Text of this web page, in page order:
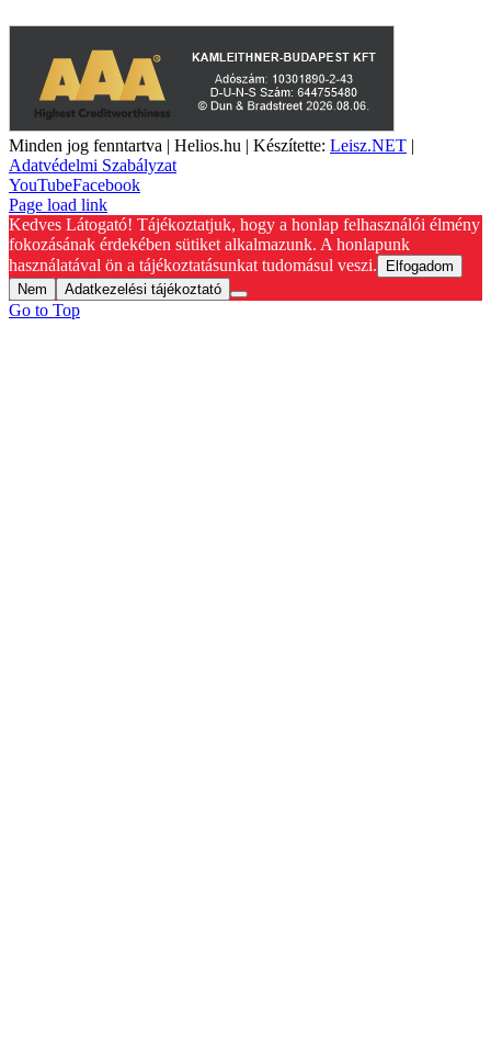
Minden jog fenntartva | Helios.hu | Készítette: Leisz.NET |
Adatvédelmi Szabályzat
YouTubeFacebook
Page load link
Kedves Látogató! Tájékoztatjuk, hogy a honlap felhasználói élmény
fokozásának érdekében sütiket alkalmazunk. A honlapunk
használatával ön a tájékoztatásunkat tudomásul veszi.
Elfogadom
Nem
Adatkezelési tájékoztató
Go to Top